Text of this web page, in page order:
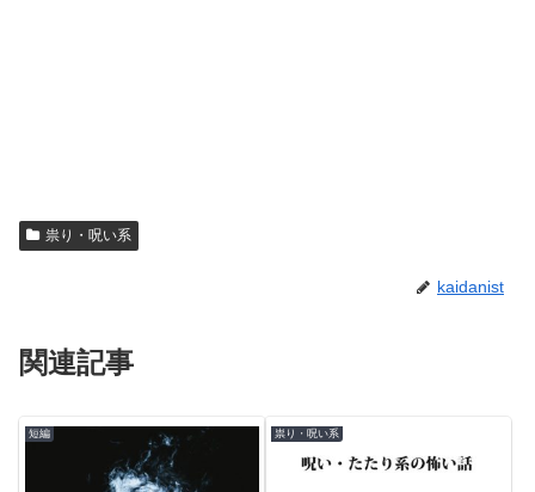
祟り・呪い系
kaidanist
関連記事
短編 祟り・呪い系